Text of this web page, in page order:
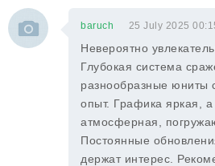
baruch 25 July 2025
Невероятно
Глубокая система
разнообразные юниты
опыт. Графика яркая, а
атмосферная,
Постоянные
держат интерес.